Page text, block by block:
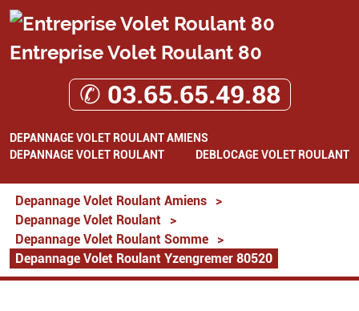
Entreprise Volet Roulant 80
✆ 03.65.65.49.88
DEPANNAGE VOLET ROULANT AMIENS
DEPANNAGE VOLET ROULANT
DEBLOCAGE VOLET ROULANT
Depannage Volet Roulant Amiens
>
Depannage Volet Roulant
>
Depannage Volet Roulant Somme
>
Depannage Volet Roulant Yzengremer 80520